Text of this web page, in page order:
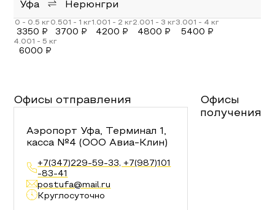
Уфа Нерюнгри
3350 ₽ 3700 ₽ 4200 ₽ 4800 ₽ 5400 ₽
6000 ₽
Офисы отправления
Аэропорт Уфа, Терминал 1,
касса №4 (ООО Авиа-Клин)
+7(347)229-59-33, +7(987)101
-83-41
postufa@mail.ru
Круглосуточно
Офисы
получения